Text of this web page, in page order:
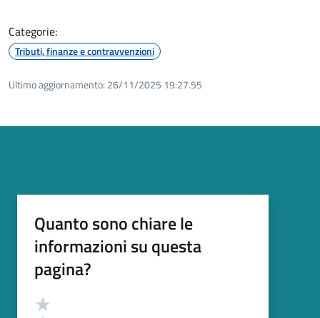
Categorie:
Tributi, finanze e contravvenzioni
Ultimo aggiornamento: 26/11/2025 19:27.55
Quanto sono chiare le
informazioni su questa
pagina?
Valutazione